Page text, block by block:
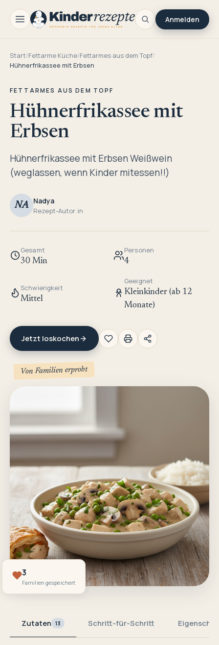
Anmelden
Start/Fettarme Küche/Fettarmes aus dem Topf/
Hühnerfrikassee mit Erbsen
FETTARMES AUS DEM TOPF
Hühnerfrikassee mit
Erbsen
Hühnerfrikassee mit Erbsen Weißwein
(weglassen, wenn Kinder mitessen!!)
NA Nadya
Rezept-Autor:in
Gesamt
30 Min
Personen
4
Schwierigkeit
Mittel
Geeignet
Kleinkinder (ab 12
Monate)
Jetzt loskochen
Von Familien erprobt
3
Familien gespeichert
Zutaten 13 Schritt-für-Schritt